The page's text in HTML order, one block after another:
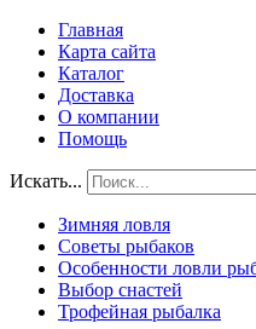
Главная
Карта сайта
Каталог
Доставка
О компании
Помощь
Искать...
Зимняя ловля
Советы рыбаков
Особенности ловли
Выбор снастей
Трофейная рыбалка